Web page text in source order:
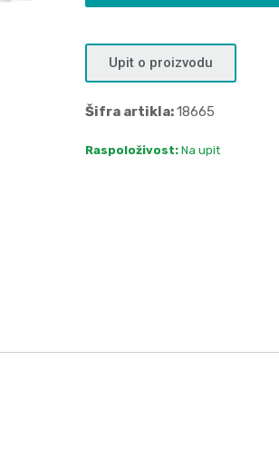
Upit o proizvodu
Šifra artikla:18665
Raspoloživost: Na upit